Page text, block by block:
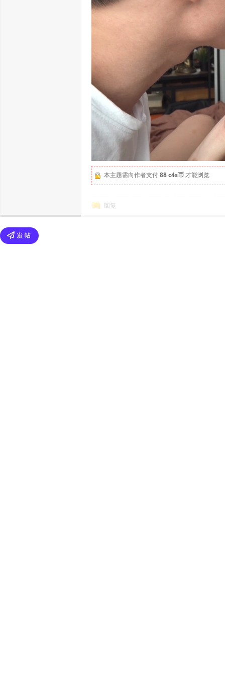
本主题需向作者支付88 c4s币才能浏览
回复